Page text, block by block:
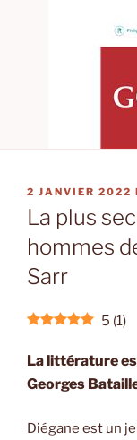
PUBLIÉ
LE
2 JANVIER 2022
La plus
hommes
Sarr
5 (1)
La littérature
Georges
Diégane est un